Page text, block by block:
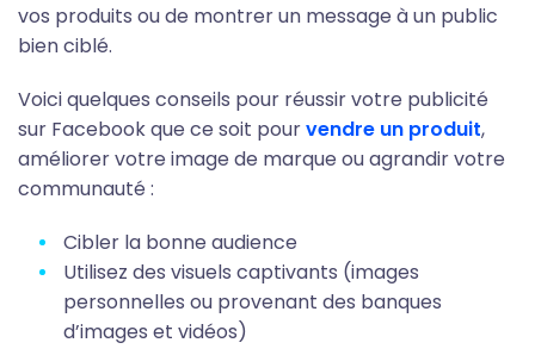
vos produits ou de montrer un message à un public
bien ciblé.
Voici quelques conseils pour réussir votre publicité
sur Facebook que ce soit pourvendre un produit,
améliorer votre image de marque ou agrandir votre
communauté :
Cibler la bonne audience
Utilisez des visuels captivants (images
personnelles ou provenant des banques
d’images et vidéos)